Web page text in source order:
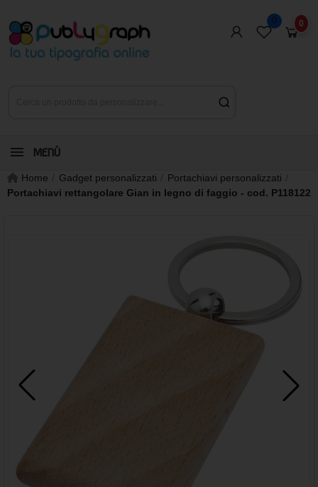
0 0
MENÙ
Home Gadget personalizzati
Portachiavi personalizzati
Portachiavi rettangolare Gian in legno di faggio - cod. P118122